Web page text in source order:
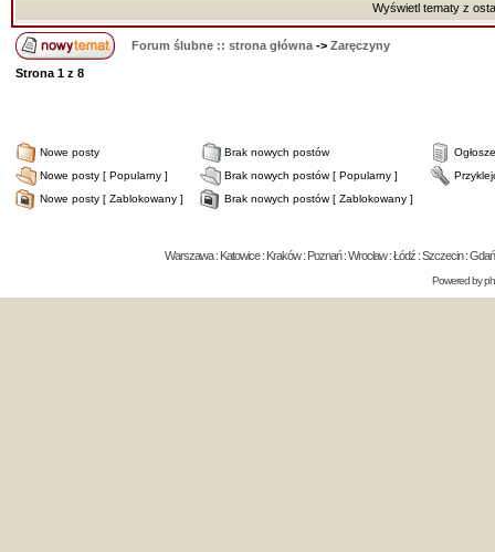
Wyświetl tematy z
Forum ślubne :: strona główna -> Zaręczyny
Strona 1 z 8
Nowe posty Brak nowych postów
Nowe posty [ Popularny ]
Brak nowych postów [ Popularny ]
Nowe posty [ Zablokowany ]
Brak nowych postów [ Zablokowany ]
Warszawa : Katowice : Kraków : Poznań : Wrocław : Łódź : Szczecin :
Powered by